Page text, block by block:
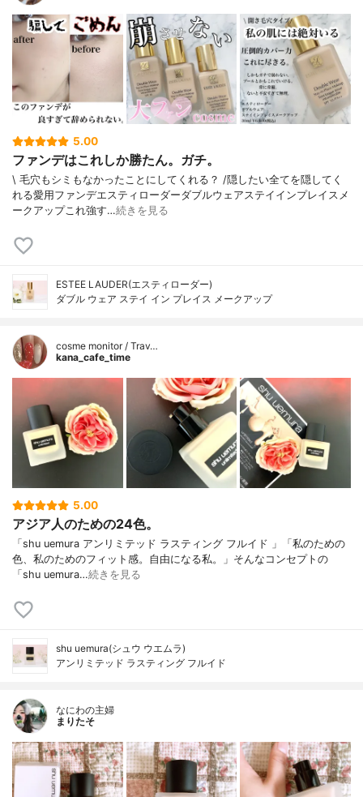
5.00
ファンデはこれしか勝たん。ガチ。
\ 毛穴もシミもなかったことにしてくれる？ /⁡⁡隠したい全てを隠してく
れる愛用ファンデ⁡エスティローダーダブルウェアステイインプレイスメ
ークアップ⁡⁡これ強す…続きを見る
ESTEE LAUDER(エスティローダー)
ダブル ウェア ステイ イン プレイス メークアップ
cosme monitor / Trav…
kana_cafe_time
5.00
アジア人のための24色。
「shu uemura アンリミテッド ラスティング フルイド 」「私のための
色、私のためのフィット感。自由になる私。」そんなコンセプトの
「shu uemura…続きを見る
shu uemura(シュウ ウエムラ)
アンリミテッド ラスティング フルイド
なにわの主婦
まりたそ